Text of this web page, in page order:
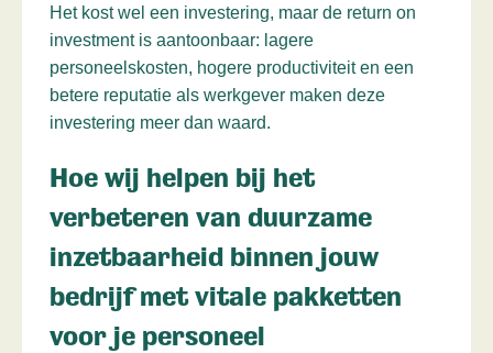
Het kost wel een investering, maar de return on
investment is aantoonbaar: lagere
personeelskosten, hogere productiviteit en een
betere reputatie als werkgever maken deze
investering meer dan waard.
Hoe wij helpen bij het
verbeteren van duurzame
inzetbaarheid binnen jouw
bedrijf met vitale pakketten
voor je personeel